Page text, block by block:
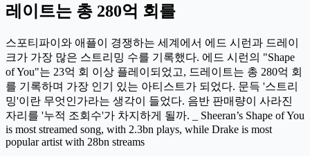
레이트는 총 280억 회를
스포티파이와 애플이 경쟁하는 세계에서 에드 시런과 드레이
크가 가장 많은 스트리밍 수를 기록했다. 에드 시런의 "Shape
of You"는 23억 회 이상 플레이되었고, 드레이트는 총 280억 회
를 기록하며 가장 인기 있는 아티스트가 되었다. 문득 '스트리
밍'이란 무엇인가라는 생각이 들었다. 음반 판매량이 사라진
자리를 '누적 조회수'가 차지하게 될까. _ Sheeran’s Shape of You
is most streamed song, with 2.3bn plays, while Drake is most
popular artist with 28bn streams